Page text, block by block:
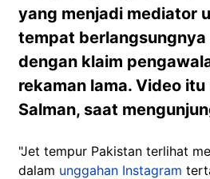
yang menjadi mediator
tempat berlangsungnya
dengan klaim
rekaman lama. Video
Salman, saat
"Jet tempur Pakistan terlihat
dalam unggahan Instagram